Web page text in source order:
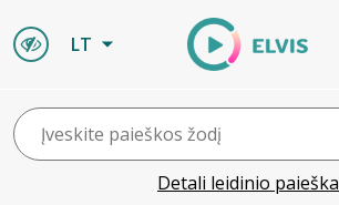
LT
Detali leidinio paieška